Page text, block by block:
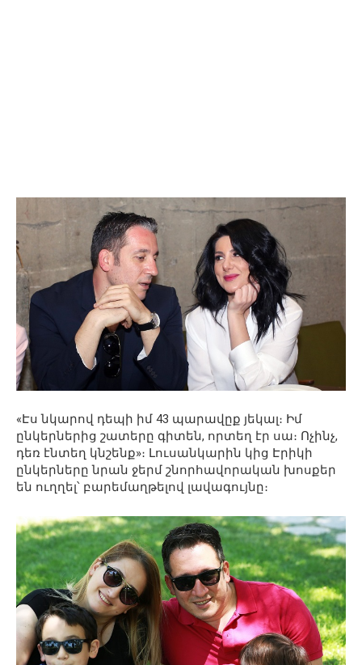
«Էս նկարով դեպի իմ 43 պարավըք յեկալ։ Իմ
ընկերներից շատերը գիտեն, որտեղ էր սա։ Ոչինչ,
դեռ էնտեղ կնշենք»։ Լուսանկարին կից Էրիկի
ընկերները նրան ջերմ շնորհավորական խոսքեր
են ուղղել՝ բարեմաղթելով լավագույնը։